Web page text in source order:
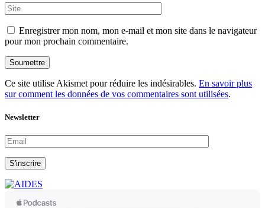
Enregistrer mon nom, mon e-mail et mon site dans le navigateur
pour mon prochain commentaire.
Soumettre
Ce site utilise Akismet pour réduire les indésirables. En savoir plus
sur comment les données de vos commentaires sont utilisées.
Newsletter
S'inscrire